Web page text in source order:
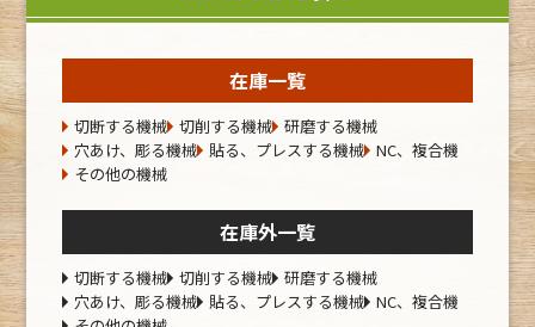
在庫一覧
切断する機械 切削する機械 研磨する機械
穴あけ、彫る機械 貼る、プレスする機械 NC、複合機
その他の機械
在庫外一覧
切断する機械 切削する機械 研磨する機械
穴あけ、彫る機械 貼る、プレスする機械 NC、複合機